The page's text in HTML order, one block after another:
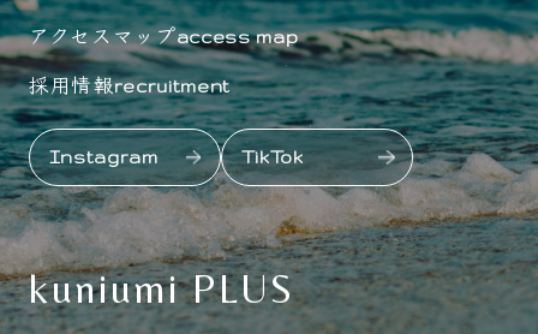
アクセスマップaccess map
採用情報recruitment
Instagram TikTok
kuniumi PLUS